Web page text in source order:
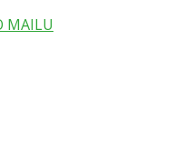
MAILU